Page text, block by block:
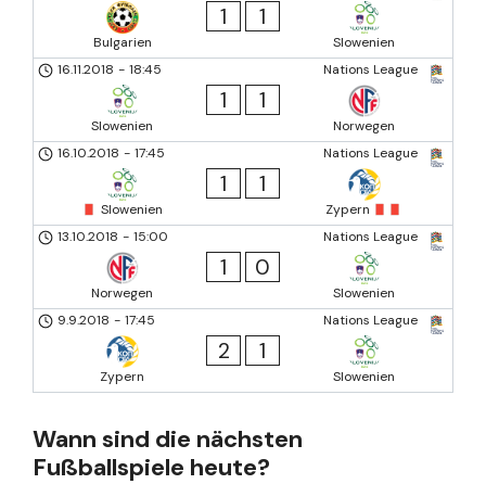
Bulgarien
1 1
Slowenien
Nations League
16.11.2018 - 18:45
Slowenien
1 1
Norwegen
Nations League
16.10.2018 - 17:45
Slowenien
1 1
Zypern
Nations League
13.10.2018 - 15:00
Norwegen
1 0
Slowenien
Nations League
9.9.2018 - 17:45
Zypern
2 1
Slowenien
Wann sind die nächsten
Fußballspiele heute?